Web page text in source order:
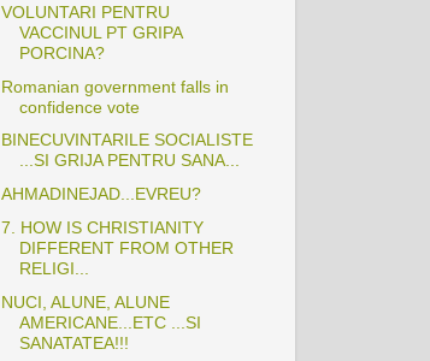
VOLUNTARI PENTRU
VACCINUL PT GRIPA
PORCINA?
Romanian government falls in
confidence vote
BINECUVINTARILE SOCIALISTE
...SI GRIJA PENTRU SANA...
AHMADINEJAD...EVREU?
7. HOW IS CHRISTIANITY
DIFFERENT FROM OTHER
RELIGI...
NUCI, ALUNE, ALUNE
AMERICANE...ETC ...SI
SANATATEA!!!